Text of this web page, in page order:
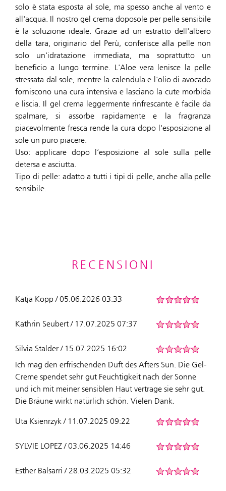
solo è stata esposta al sole, ma spesso anche al vento e
all'acqua. Il nostro gel crema doposole per pelle sensibile
è la soluzione ideale. Grazie ad un estratto dell'albero
della tara, originario del Perù, conferisce alla pelle non
solo un'idratazione immediata, ma soprattutto un
beneficio a lungo termine. L'Aloe vera lenisce la pelle
stressata dal sole, mentre la calendula e l'olio di avocado
forniscono una cura intensiva e lasciano la cute morbida
e liscia. Il gel crema leggermente rinfrescante è facile da
spalmare, si assorbe rapidamente e la fragranza
piacevolmente fresca rende la cura dopo l'esposizione al
sole un puro piacere.
Uso: applicare dopo l’esposizione al sole sulla pelle
detersa e asciutta.
Tipo di pelle: adatto a tutti i tipi di pelle, anche alla pelle
sensibile.
RECENSIONI
Katja Kopp / 05.06.2026 03:33
Kathrin Seubert / 17.07.2025 07:37
Silvia Stalder / 15.07.2025 16:02
Ich mag den erfrischenden Duft des Afters Sun. Die Gel-
Creme spendet sehr gut Feuchtigkeit nach der Sonne
und ich mit meiner sensiblen Haut vertrage sie sehr gut.
Die Bräune wirkt natürlich schön. Vielen Dank.
Uta Ksienrzyk / 11.07.2025 09:22
SYLVIE LOPEZ / 03.06.2025 14:46
Esther Balsarri / 28.03.2025 05:32